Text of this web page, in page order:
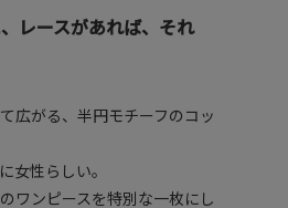
レースがあれば、それ
広がる、半円モチーフのコッ
女性らしい。
ワンピースを特別な一枚にし